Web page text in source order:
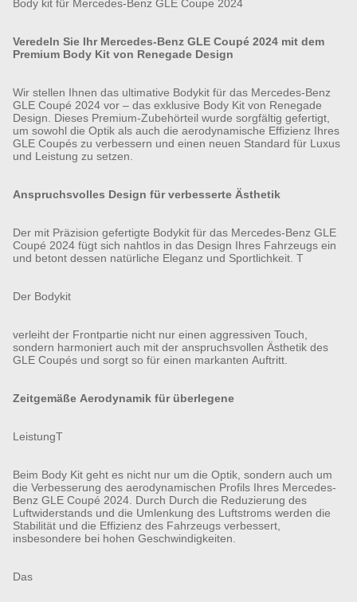
Body kit für Mercedes-Benz GLE Coupe 2024
Veredeln Sie Ihr Mercedes-Benz GLE Coupé 2024 mit dem
Premium Body Kit von Renegade Design
Wir stellen Ihnen das ultimative Bodykit für das Mercedes-Benz
GLE Coupé 2024 vor – das exklusive Body Kit von Renegade
Design. Dieses Premium-Zubehörteil wurde sorgfältig gefertigt,
um sowohl die Optik als auch die aerodynamische Effizienz Ihres
GLE Coupés zu verbessern und einen neuen Standard für Luxus
und Leistung zu setzen.
Anspruchsvolles Design für verbesserte Ästhetik
Der mit Präzision gefertigte Bodykit für das Mercedes-Benz GLE
Coupé 2024 fügt sich nahtlos in das Design Ihres Fahrzeugs ein
und betont dessen natürliche Eleganz und Sportlichkeit. T
Der Bodykit
verleiht der Frontpartie nicht nur einen aggressiven Touch,
sondern harmoniert auch mit der anspruchsvollen Ästhetik des
GLE Coupés und sorgt so für einen markanten Auftritt.
Zeitgemäße Aerodynamik für überlegene
LeistungT
Beim Body Kit geht es nicht nur um die Optik, sondern auch um
die Verbesserung des aerodynamischen Profils Ihres Mercedes-
Benz GLE Coupé 2024. Durch Durch die Reduzierung des
Luftwiderstands und die Umlenkung des Luftstroms werden die
Stabilität und die Effizienz des Fahrzeugs verbessert,
insbesondere bei hohen Geschwindigkeiten.
Das